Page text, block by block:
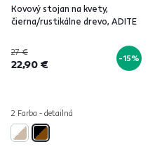
Kovový stojan na kvety,
čierna/rustikálne drevo, ADITE
27 €
22,90 € -15%
2 Farba - detailná